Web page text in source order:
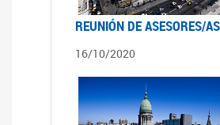
REUNIÓN DE ASESORES/AS
16/10/2020